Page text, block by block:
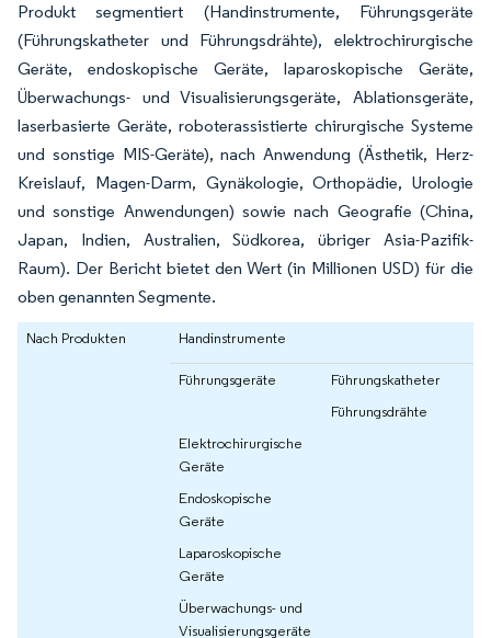
Produkt segmentiert (Handinstrumente, Führungsgeräte
(Führungskatheter und Führungsdrähte), elektrochirurgische
Geräte, endoskopische Geräte, laparoskopische Geräte,
Überwachungs- und Visualisierungsgeräte, Ablationsgeräte,
laserbasierte Geräte, roboterassistierte chirurgische Systeme
und sonstige MIS-Geräte), nach Anwendung (Ästhetik, Herz-
Kreislauf, Magen-Darm, Gynäkologie, Orthopädie, Urologie
und sonstige Anwendungen) sowie nach Geografie (China,
Japan, Indien, Australien, Südkorea, übriger Asia-Pazifik-
Raum). Der Bericht bietet den Wert (in Millionen USD) für die
oben genannten Segmente.
Nach Produkten Handinstrumente
Führungsgeräte
Führungskatheter
Führungsdrähte
Elektrochirurgische
Geräte
Endoskopische
Geräte
Laparoskopische
Geräte
Überwachungs- und
Visualisierungsgeräte